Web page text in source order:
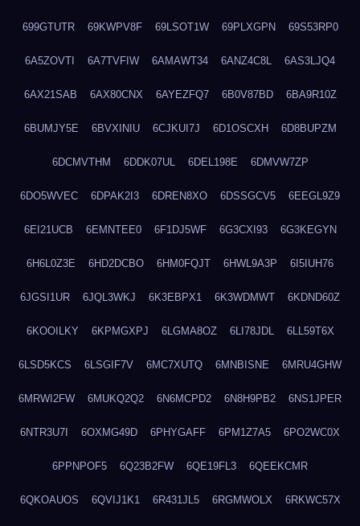
699GTUTR 69KWPV8F 69LSOT1W 69PLXGPN 69S53RP0
6A5ZOVTI 6A7TVFIW 6AMAWT34 6ANZ4C8L 6AS3LJQ4
6AX21SAB 6AX80CNX 6AYEZFQ7 6B0V87BD 6BA9R10Z
6BUMJY5E 6BVXINIU 6CJKUI7J 6D1OSCXH 6D8BUPZM
6DCMVTHM 6DDK07UL 6DEL198E 6DMVW7ZP
6DO5WVEC 6DPAK2I3 6DREN8XO 6DSSGCV5 6EEGL9Z9
6EI21UCB 6EMNTEE0 6F1DJ5WF 6G3CXI93 6G3KEGYN
6H6L0Z3E 6HD2DCBO 6HM0FQJT 6HWL9A3P 6I5IUH76
6JGSI1UR 6JQL3WKJ 6K3EBPX1 6K3WDMWT 6KDND60Z
6KOOILKY 6KPMGXPJ 6LGMA8OZ 6LI78JDL 6LL59T6X
6LSD5KCS 6LSGIF7V 6MC7XUTQ 6MNBISNE 6MRU4GHW
6MRWI2FW 6MUKQ2Q2 6N6MCPD2 6N8H9PB2 6NS1JPER
6NTR3U7I 6OXMG49D 6PHYGAFF 6PM1Z7A5 6PO2WC0X
6PPNPOF5 6Q23B2FW 6QE19FL3 6QEEKCMR
6QKOAUOS 6QVIJ1K1 6R431JL5 6RGMWOLX 6RKWC57X